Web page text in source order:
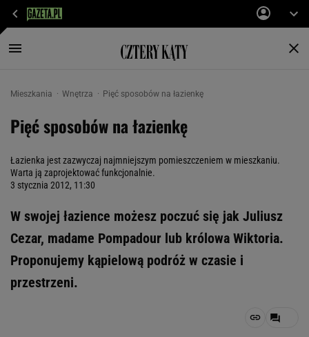
Mieszkania Wnętrza Pięć sposobów na łazienkę
Pięć sposobów na łazienkę
Łazienka jest zazwyczaj najmniejszym pomieszczeniem w mieszkaniu.
Warta ją zaprojektować funkcjonalnie.
3 stycznia 2012, 11:30
W swojej łazience możesz poczuć się jak Juliusz
Cezar, madame Pompadour lub królowa Wiktoria.
Proponujemy kąpielową podróż w czasie i
przestrzeni.